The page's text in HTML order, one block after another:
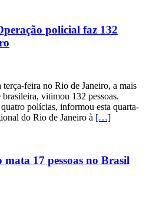
policial faz 132
feira no Rio de Janeiro, a mais
vitimou 132 pessoas.
polícias, informou esta quarta-
do Rio de Janeiro à […]
17 pessoas no Brasil